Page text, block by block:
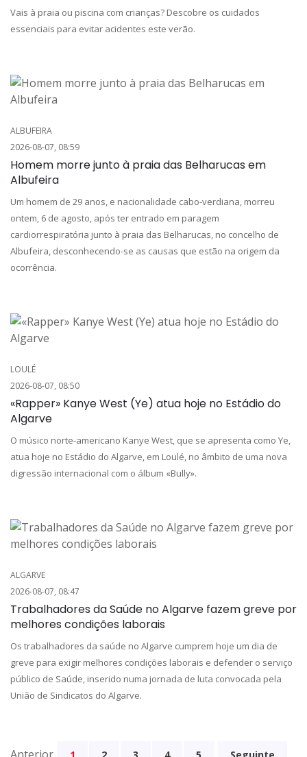
Vais à praia ou piscina com crianças? Descobre os cuidados
essenciais para evitar acidentes este verão.
ALBUFEIRA
2026-08-07, 08:59
Homem morre junto à praia das Belharucas em
Albufeira
Um homem de 29 anos, e nacionalidade cabo-verdiana, morreu
ontem, 6 de agosto, após ter entrado em paragem
cardiorrespiratória junto à praia das Belharucas, no concelho de
Albufeira, desconhecendo-se as causas que estão na origem da
ocorrência.
LOULÉ
2026-08-07, 08:50
«Rapper» Kanye West (Ye) atua hoje no Estádio do
Algarve
O músico norte-americano Kanye West, que se apresenta como Ye,
atua hoje no Estádio do Algarve, em Loulé, no âmbito de uma nova
digressão internacional com o álbum «Bully».
ALGARVE
2026-08-07, 08:47
Trabalhadores da Saúde no Algarve fazem greve por
melhores condições laborais
Os trabalhadores da saúde no Algarve cumprem hoje um dia de
greve para exigir melhores condições laborais e defender o serviço
público de Saúde, inserido numa jornada de luta convocada pela
União de Sindicatos do Algarve.